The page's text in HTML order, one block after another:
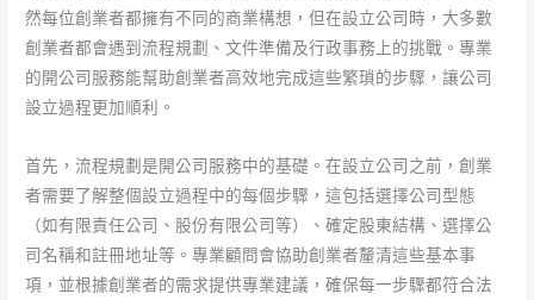
然每位創業者都擁有不同的商業構想，但在設立公司時，大多數
創業者都會遇到流程規劃、文件準備及行政事務上的挑戰。專業
的開公司服務能幫助創業者高效地完成這些繁瑣的步驟，讓公司
設立過程更加順利。
首先，流程規劃是開公司服務中的基礎。在設立公司之前，創業
者需要了解整個設立過程中的每個步驟，這包括選擇公司型態
（如有限責任公司、股份有限公司等）、確定股東結構、選擇公
司名稱和註冊地址等。專業顧問會協助創業者釐清這些基本事
項，並根據創業者的需求提供專業建議，確保每一步驟都符合法